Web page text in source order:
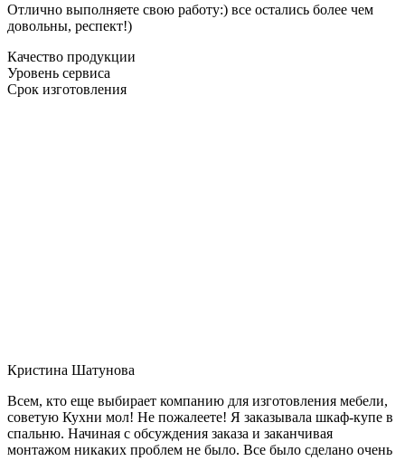
Отлично выполняете свою работу:) все остались более чем
довольны, респект!)
Качество продукции
Уровень сервиса
Срок изготовления
Кристина Шатунова
Всем, кто еще выбирает компанию для изготовления мебели,
советую Кухни мол! Не пожалеете! Я заказывала шкаф-купе в
спальню. Начиная с обсуждения заказа и заканчивая
монтажом никаких проблем не было. Все было сделано очень